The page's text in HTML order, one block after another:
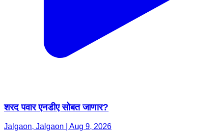
शरद पवार एनडीए सोबत जाणार?
Jalgaon, Jalgaon | Aug 9, 2026